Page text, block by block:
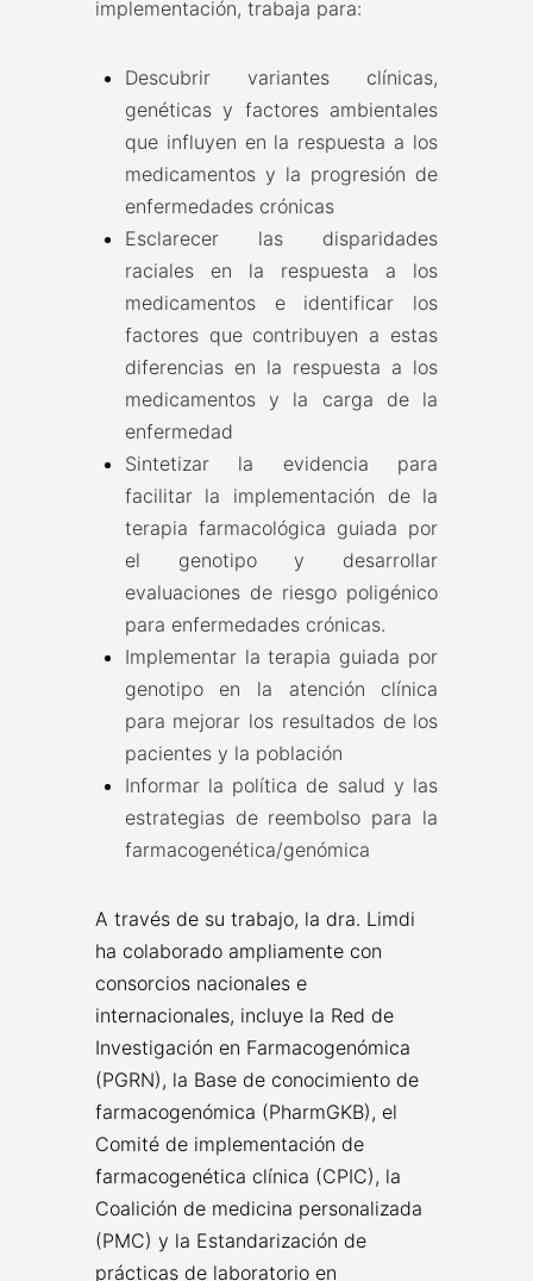
implementación, trabaja para:
Descubrir variantes clínicas,
genéticas y factores ambientales
que influyen en la respuesta a los
medicamentos y la progresión de
enfermedades crónicas
Esclarecer las disparidades
raciales en la respuesta a los
medicamentos e identificar los
factores que contribuyen a estas
diferencias en la respuesta a los
medicamentos y la carga de la
enfermedad
Sintetizar la evidencia para
facilitar la implementación de la
terapia farmacológica guiada por
el genotipo y desarrollar
evaluaciones de riesgo poligénico
para enfermedades crónicas.
Implementar la terapia guiada por
genotipo en la atención clínica
para mejorar los resultados de los
pacientes y la población
Informar la política de salud y las
estrategias de reembolso para la
farmacogenética/genómica
A través de su trabajo, la dra. Limdi
ha colaborado ampliamente con
consorcios nacionales e
internacionales, incluye la Red de
Investigación en Farmacogenómica
(PGRN), la Base de conocimiento de
farmacogenómica (PharmGKB), el
Comité de implementación de
farmacogenética clínica (CPIC), la
Coalición de medicina personalizada
(PMC) y la Estandarización de
prácticas de laboratorio en